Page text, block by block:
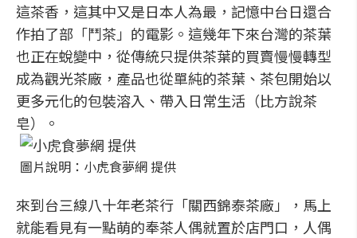
這茶香，這其中又是日本人為最，記憶中台日還合
作拍了部「鬥茶」的電影。這幾年下來台灣的茶葉
也正在蛻變中，從傳統只提供茶葉的買賣慢慢轉型
成為觀光茶廠，產品也從單純的茶葉、茶包開始以
更多元化的包裝溶入、帶入日常生活（比方說茶
皂）。
圖片說明：小虎食夢網 提供
來到台三線八十年老茶行「關西錦泰茶廠」，馬上
就能看見有一點萌的奉茶人偶就置於店門口，人偶